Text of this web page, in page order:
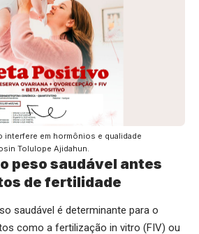
interfere em hormônios e qualidade
Tolulope Ajidahun.
peso saudável antes
de fertilidade
saudável é determinante para o
como a fertilização in vitro (FIV) ou